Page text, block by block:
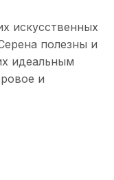
искусственных
полезны и
идеальным
и